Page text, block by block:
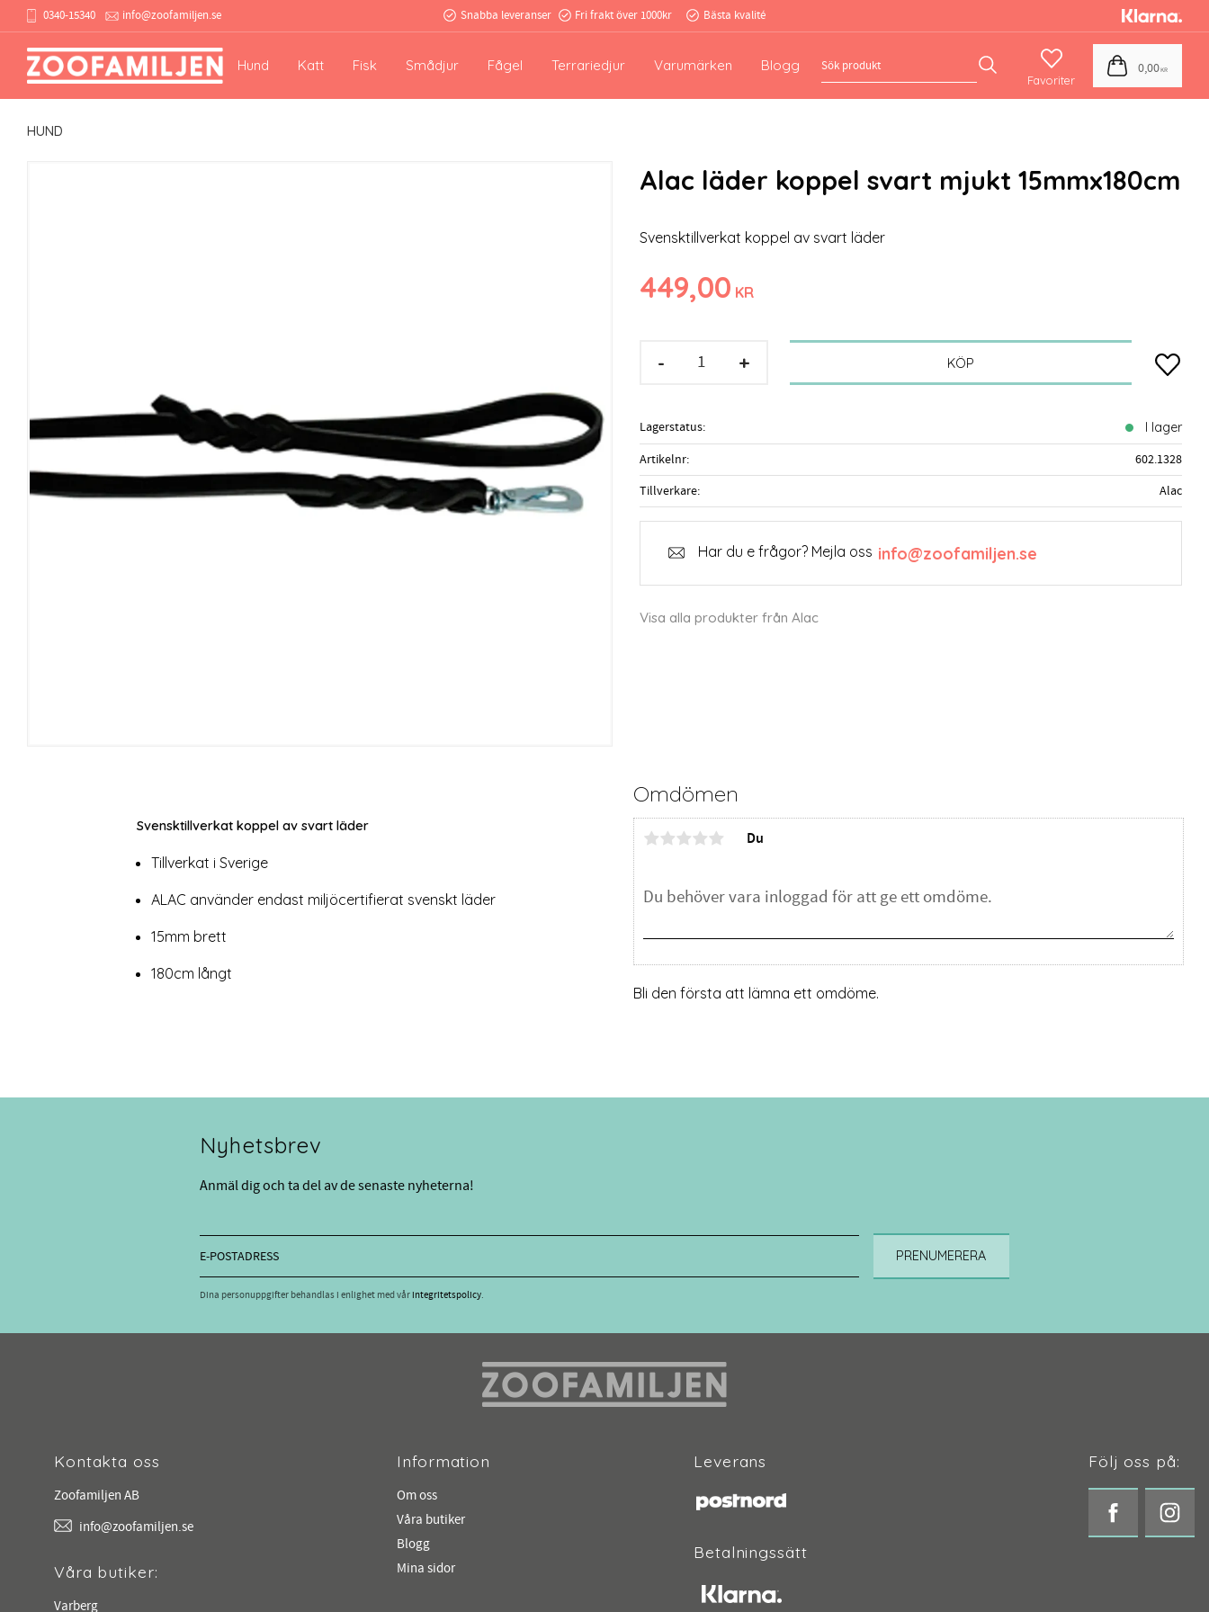
0340-15340 info@zoofamiljen.se Snabba leveranser Fri frakt över 1000kr Bästa kvalité
Hund Katt Fisk Smådjur Fågel Terrariedjur Varumärken Blogg FavoriterKundvagn
0,00KR
HUND
Alac läder koppel svart mjukt 15mmx180cm
Svensktillverkat koppel av svart läder
449,00 KR
+
- KÖP Lägg
Lagerstatus I lager
Artikelnr
602.1328
Tillverkare
Alac
Har du e frågor? Mejla oss info@zoofamiljen.se
Visa alla produkter från Alac
Svensktillverkat koppel av svart läder
Tillverkat i Sverige
ALAC använder endast miljöcertifierat svenskt läder
15mm brett
180cm långt
Omdömen
Du
Bli den första att lämna ett omdöme.
Nyhetsbrev
Anmäl dig och ta del av de senaste nyheterna!
PRENUMERERA
Dina personuppgifter behandlas i enlighet med vårintegritetspolicy.
Kontakta oss
Zoofamiljen AB
info@zoofamiljen.se
Våra butiker:
Varberg
Information
Om oss
Våra butiker
Blogg
Mina sidor
Leverans
Betalningssätt
Följ oss på: